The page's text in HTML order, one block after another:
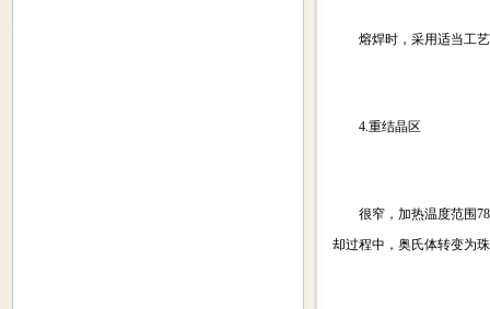
熔焊时，采用适当工艺
4.重结晶区
很窄，加热温度范围780
却过程中，奥氏体转变为